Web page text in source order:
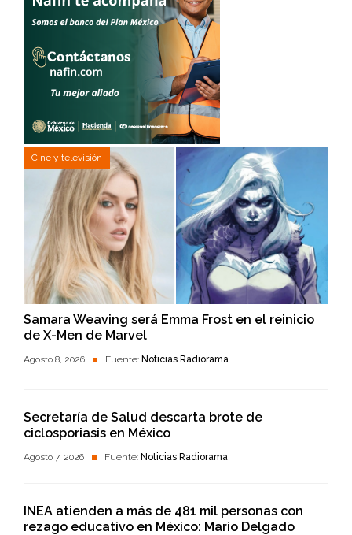
Cine y televisión
Samara Weaving será Emma Frost en el reinicio
de X-Men de Marvel
Agosto 8, 2026 Fuente: Noticias Radiorama
Secretaría de Salud descarta brote de
ciclosporiasis en México
Agosto 7, 2026 Fuente: Noticias Radiorama
INEA atienden a más de 481 mil personas con
rezago educativo en México: Mario Delgado